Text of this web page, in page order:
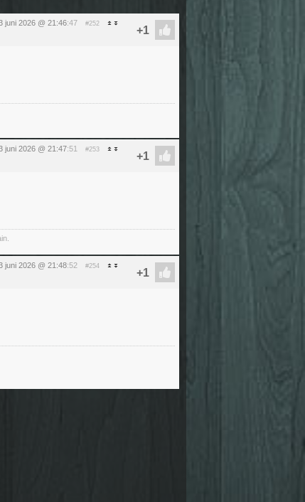
juni 2026 @ 21:46:47 #252
juni 2026 @ 21:47:51 #253
juni 2026 @ 21:48:52 #254